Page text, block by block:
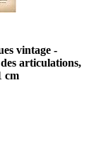
vintage -
articulations,
cm